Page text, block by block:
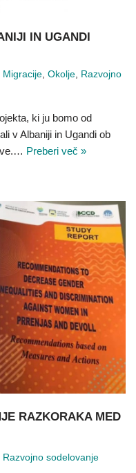
IN UGANDI
Migracije, Okolje, Razvojno
ki ju bomo od
v Albaniji in Ugandi ob
Preberi več »
RAZKORAKA MED
Razvojno sodelovanje